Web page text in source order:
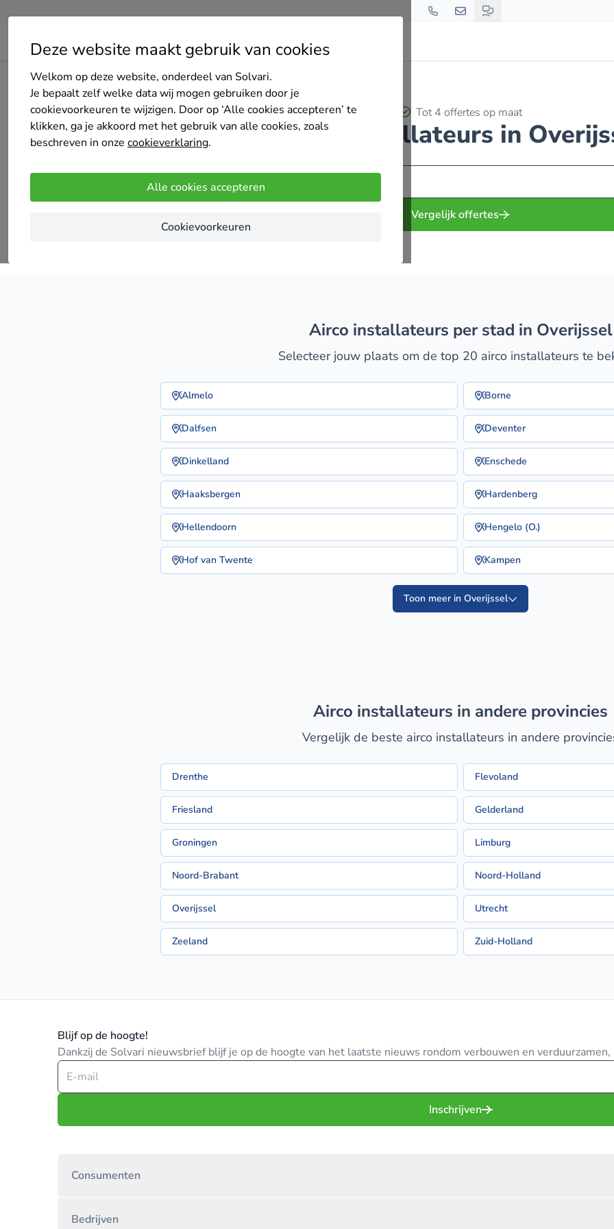
Deze website maakt gebruik van cookies
Welkom op deze website, onderdeel van Solvari.
Je bepaalt zelf welke data wij mogen gebruiken door je
cookievoorkeuren te wijzigen. Door op ‘Alle cookies accepteren’ te
klikken, ga je akkoord met het gebruik van alle cookies, zoals
beschreven in onze cookieverklaring.
Alle cookies accepteren
Cookievoorkeuren
Home Airco Overijssel
Tot 4 offertes op maat
airco installateurs in
Vergelijk offertes
airco installateurs per stad in Overijssel
Selecteer jouw plaats om de top 20 airco installateurs te
Almelo Borne
Dalfsen Deventer
Dinkelland Enschede
Haaksbergen Hardenberg
Hellendoorn Hengelo (O.)
Hof van Twente Kampen
Toon meer in Overijssel
airco installateurs in andere provincies
Vergelijk de beste airco installateurs in andere
Drenthe Flevoland
Friesland Gelderland
Groningen Limburg
Noord-Brabant Noord-Holland
Overijssel Utrecht
Zeeland Zuid-Holland
Blijf op de hoogte!
Dankzij de Solvari nieuwsbrief blijf je op de hoogte van het laatste nieuws rondom verbouwen en
Inschrijven
Consumenten
Bedrijven